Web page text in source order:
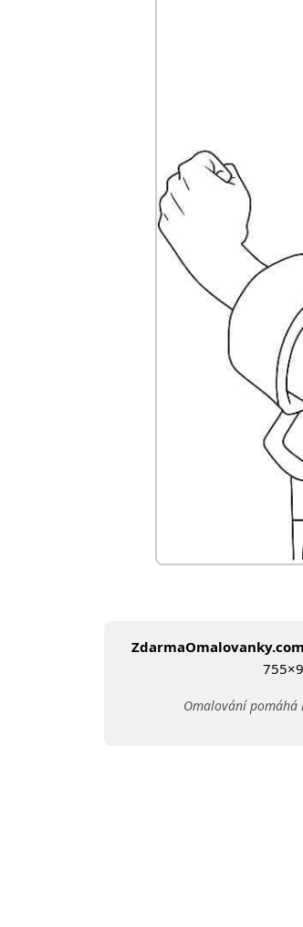
ZdarmaOmalovanky.com
Omalování